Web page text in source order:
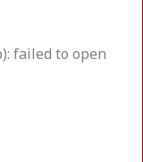
failed to open